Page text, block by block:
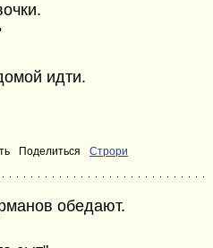
идти.
Поделиться Строри
обедают.